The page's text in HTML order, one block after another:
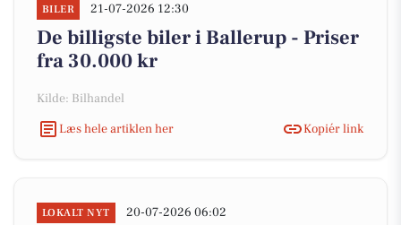
BILER 21-07-2026 12:30
De billigste biler i Ballerup - Priser
fra 30.000 kr
Kilde: Bilhandel
Læs hele artiklen her
Kopiér link
LOKALT NYT 20-07-2026 06:02